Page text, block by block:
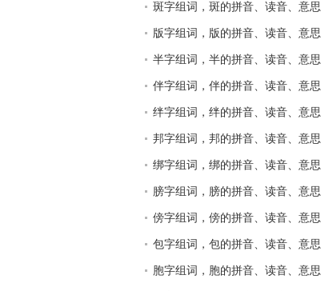
斑字组词，斑的拼音、读音、意思
版字组词，版的拼音、读音、意思
半字组词，半的拼音、读音、意思
伴字组词，伴的拼音、读音、意思
绊字组词，绊的拼音、读音、意思
邦字组词，邦的拼音、读音、意思
绑字组词，绑的拼音、读音、意思
膀字组词，膀的拼音、读音、意思
傍字组词，傍的拼音、读音、意思
包字组词，包的拼音、读音、意思
胞字组词，胞的拼音、读音、意思